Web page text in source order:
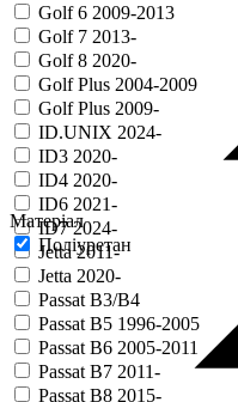
Golf 6 2009-2013
Golf 7 2013-
Golf 8 2020-
Golf Plus 2004-2009
Golf Plus 2009-
ID.UNIX 2024-
ID3 2020-
ID4 2020-
ID6 2021-
ID7 2024-
Jetta 2011-
Jetta 2020-
Passat B3/B4
Passat B5 1996-2005
Passat B6 2005-2011
Passat B7 2011-
Passat B8 2015-
Матеріал
Поліуретан